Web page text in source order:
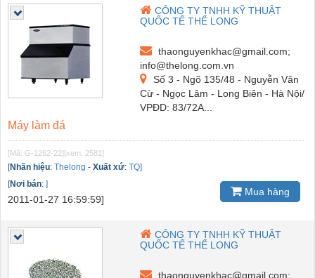
CÔNG TY TNHH KỸ THUẬT
QUỐC TẾ THẾ LONG
thaonguyenkhac@gmail.com;
info@thelong.com.vn
Số 3 - Ngõ 135/48 - Nguyễn Văn
Cừ - Ngọc Lâm - Long Biên - Hà Nội/
VPĐD: 83/72A...
Máy làm đá
[Mã: G-1262-22][xem: 2581]
[Nhãn hiệu: Thelong - Xuất xứ: TQ]
[Nơi bán: ]
2011-01-27 16:59:59]
Mua hàng
CÔNG TY TNHH KỸ THUẬT
QUỐC TẾ THẾ LONG
thaonguyenkhac@gmail.com;